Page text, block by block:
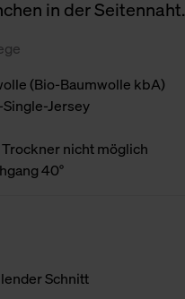
in der Seitennaht.
(Bio-Baumwolle kbA)
Single-Jersey
nicht möglich
40°
Schnitt